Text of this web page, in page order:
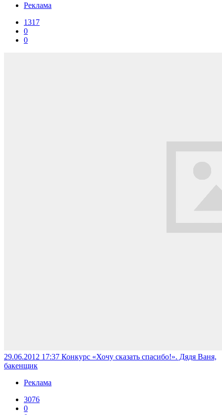
Реклама
1317
0
0
29.06.2012 17:37 Конкурс «Хочу сказать спасибо!». Дядя Ваня,
бакенщик
Реклама
3076
0